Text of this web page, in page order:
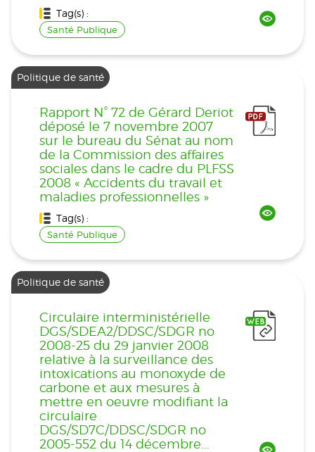
Tag(s) :
Santé Publique
Politique de santé
Rapport N° 72 de Gérard Deriot
déposé le 7 novembre 2007
sur le bureau du Sénat au nom
de la Commission des affaires
sociales dans le cadre du PLFSS
2008 « Accidents du travail et
maladies professionnelles »
Tag(s) :
Santé Publique
Politique de santé
Circulaire interministérielle
DGS/SDEA2/DDSC/SDGR no
2008-25 du 29 janvier 2008
relative à la surveillance des
intoxications au monoxyde de
carbone et aux mesures à
mettre en oeuvre modifiant la
circulaire
DGS/SD7C/DDSC/SDGR no
2005-552 du 14 décembre...